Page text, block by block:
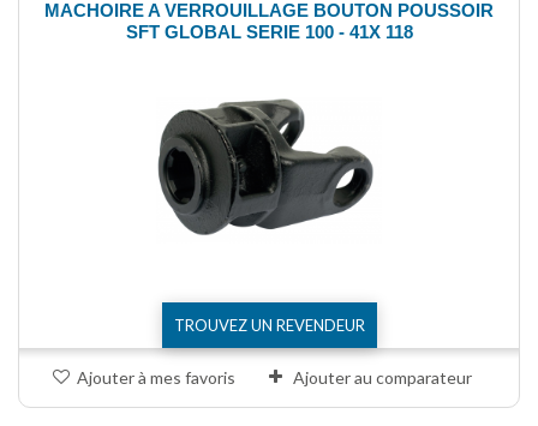
MACHOIRE A VERROUILLAGE BOUTON POUSSOIR
SFT GLOBAL SERIE 100 - 41X 118
TROUVEZ UN REVENDEUR
Ajouter à mes favoris Ajouter au comparateur